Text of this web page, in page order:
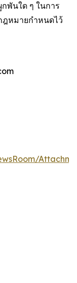
พันใด ๆ ในการ
ฎหมายกำหนดไว้